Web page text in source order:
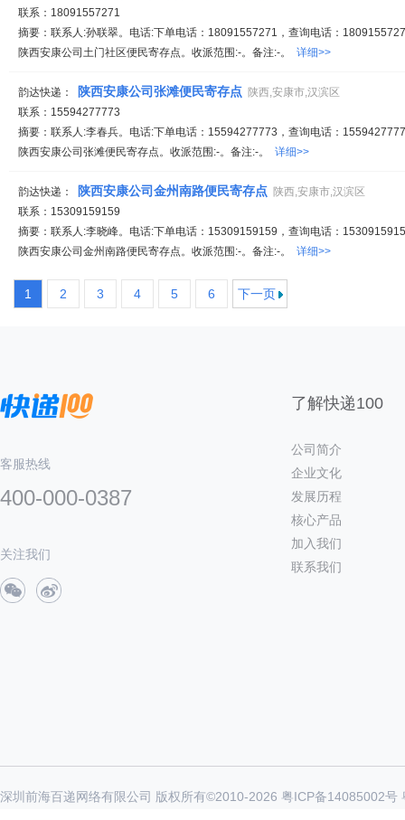
联系：18091557271
摘要：联系人:孙联翠。电话:下单电话：18091557271，查询电话：
陕西安康公司土门社区便民寄存点。收派范围:-。备注:-。 详细>>
韵达快递： 陕西安康公司张滩便民寄存点 陕西,安康市,汉滨区
联系：15594277773
摘要：联系人:李春兵。电话:下单电话：15594277773，查询电话：
陕西安康公司张滩便民寄存点。收派范围:-。备注:-。 详细>>
韵达快递： 陕西安康公司金州南路便民寄存点 陕西,安康市,汉滨区
联系：15309159159
摘要：联系人:李晓峰。电话:下单电话：15309159159，查询电话：
陕西安康公司金州南路便民寄存点。收派范围:-。备注:-。 详细>>
1 2 3 4 5 6 下一页
客服热线
400-000-0387
关注我们
了解快递100
公司简介
企业文化
发展历程
核心产品
加入我们
联系我们
深圳前海百递网络有限公司 版权所有©2010-2026 粤ICP备14085002号